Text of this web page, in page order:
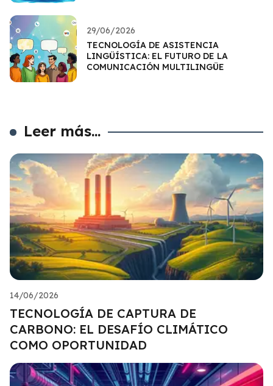
29/06/2026
TECNOLOGÍA DE ASISTENCIA
LINGÜÍSTICA: EL FUTURO DE LA
COMUNICACIÓN MULTILINGÜE
Leer más...
14/06/2026
TECNOLOGÍA DE CAPTURA DE
CARBONO: EL DESAFÍO CLIMÁTICO
COMO OPORTUNIDAD